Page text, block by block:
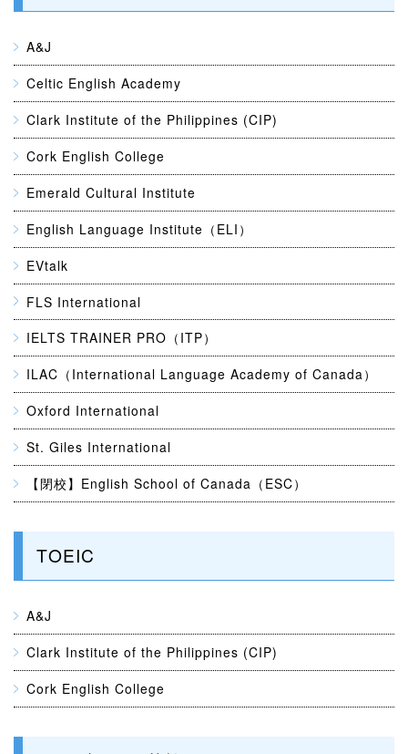
A&J
Celtic English Academy
Clark Institute of the Philippines (CIP)
Cork English College
Emerald Cultural Institute
English Language Institute（ELI）
EVtalk
FLS International
IELTS TRAINER PRO（ITP）
ILAC（International Language Academy of Canada）
Oxford International
St. Giles International
【閉校】English School of Canada（ESC）
TOEIC
A&J
Clark Institute of the Philippines (CIP)
Cork English College